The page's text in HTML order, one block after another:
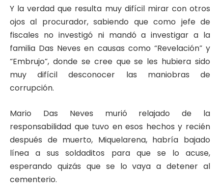
Y la verdad que resulta muy difícil mirar con otros
ojos al procurador, sabiendo que como jefe de
fiscales no investigó ni mandó a investigar a la
familia Das Neves en causas como “Revelación” y
“Embrujo”, donde se cree que se les hubiera sido
muy difícil desconocer las maniobras de
corrupción.
Mario Das Neves murió relajado de la
responsabilidad que tuvo en esos hechos y recién
después de muerto, Miquelarena, habría bajado
línea a sus soldaditos para que se lo acuse,
esperando quizás que se lo vaya a detener al
cementerio.